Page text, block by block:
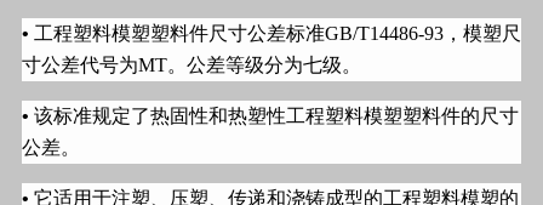
• 工程塑料模塑塑料件尺寸公差标准GB/T14486-93 ，模塑尺
寸公差代号为MT。公差等级分为七级。
• 该标准规定了热固性和热塑性工程塑料模塑塑料件的尺寸
公差。
• 它适用于注塑、压塑、传递和浇铸成型的工程塑料模塑的